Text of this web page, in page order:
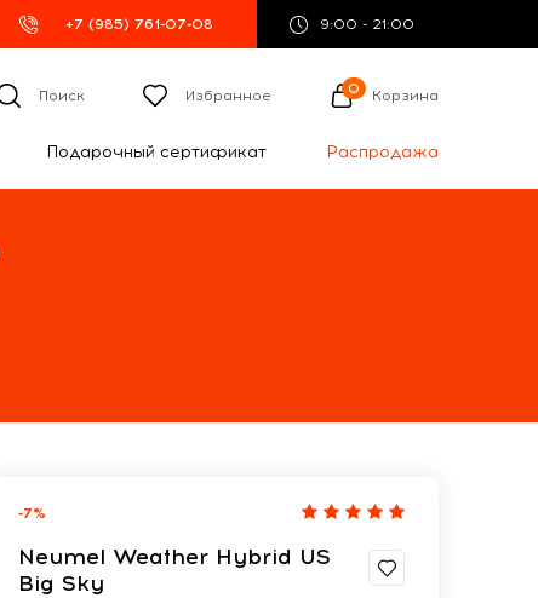
+7 (985) 761-07-08 9:00 - 21:00
Поиск Избранное 0 Корзина
Подарочный сертификат Распродажа
-7%
Neumel Weather Hybrid US
Big Sky